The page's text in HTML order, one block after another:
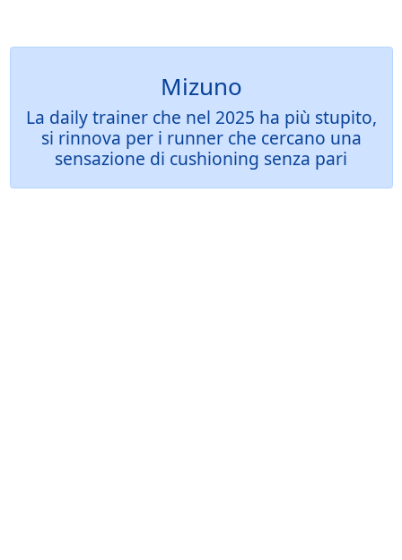
Mizuno
La daily trainer che nel 2025 ha più stupito,
si rinnova per i runner che cercano una
sensazione di cushioning senza pari